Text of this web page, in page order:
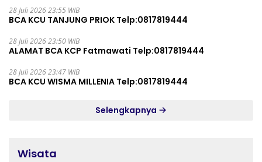
28 Juli 2026 23:55 WIB
BCA KCU TANJUNG PRIOK Telp:0817819444
28 Juli 2026 23:50 WIB
ALAMAT BCA KCP Fatmawati Telp:0817819444
28 Juli 2026 23:47 WIB
BCA KCU WISMA MILLENIA Telp:0817819444
Selengkapnya
Wisata